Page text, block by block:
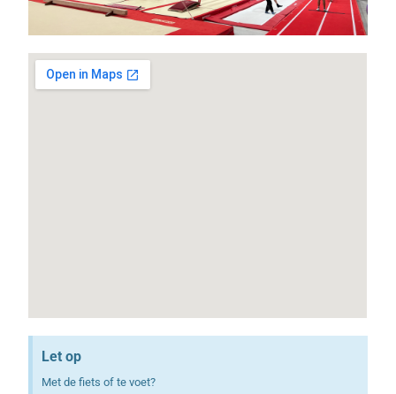
Let op
Met de fiets of te voet?